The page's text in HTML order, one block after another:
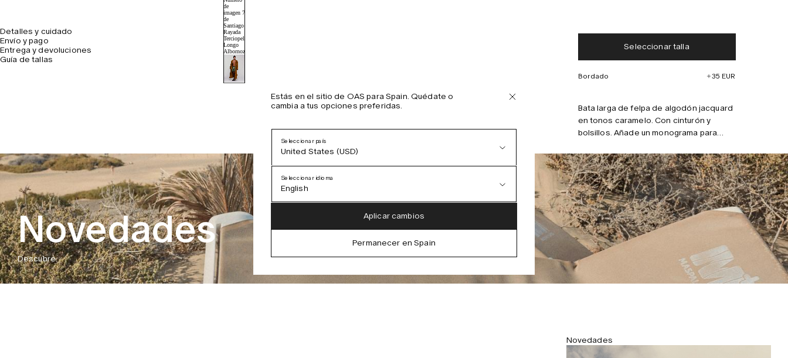
Detalles y cuidado
Envío y pago
Entrega y devoluciones
Guía de tallas
Seleccionar talla
Bordado 35 EUR
Bata larga de felpa de algodón jacquard
en tonos caramelo. Con cinturón y
bolsillos. Añade un monograma para
lleva la talla L/XL.
Impuestos y aranceles incluidosSin cargos adicionales
Novedades
Descubre
Novedades
Estás en el sitio de OAS para Spain. Quédate o
cambia a tus opciones preferidas.
Seleccionar país
United States (USD)
Austria (EUR)
Seleccionar idioma
English
Spanish
Swedish
Aplicar cambios
Permanecer en Spain